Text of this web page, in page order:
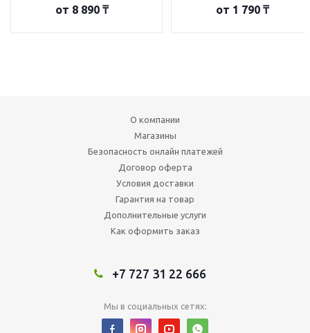
от 8 890 ₸ от 1 790 ₸
О компании
Магазины
Безопасность онлайн платежей
Договор оферта
Условия доставки
Гарантия на товар
Дополнительные услуги
Как оформить заказ
+7 727 31 22 666
Мы в социальных сетях: